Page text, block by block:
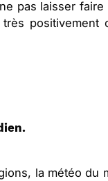
pas laisser
la météo du